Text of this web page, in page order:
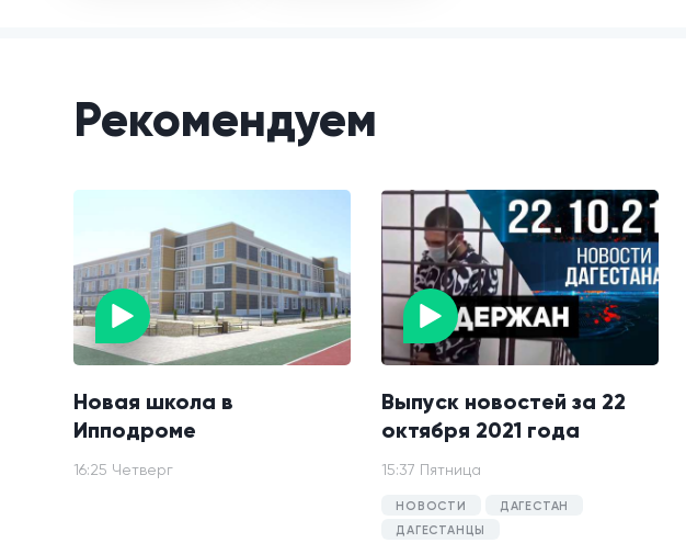
Рекомендуем
Новая школа в
Ипподроме
16:25 Четверг
Выпуск новостей за 22
октября 2021 года
15:37 Пятница
НОВОСТИ
ДАГЕСТАН
ДАГЕСТАНЦЫ